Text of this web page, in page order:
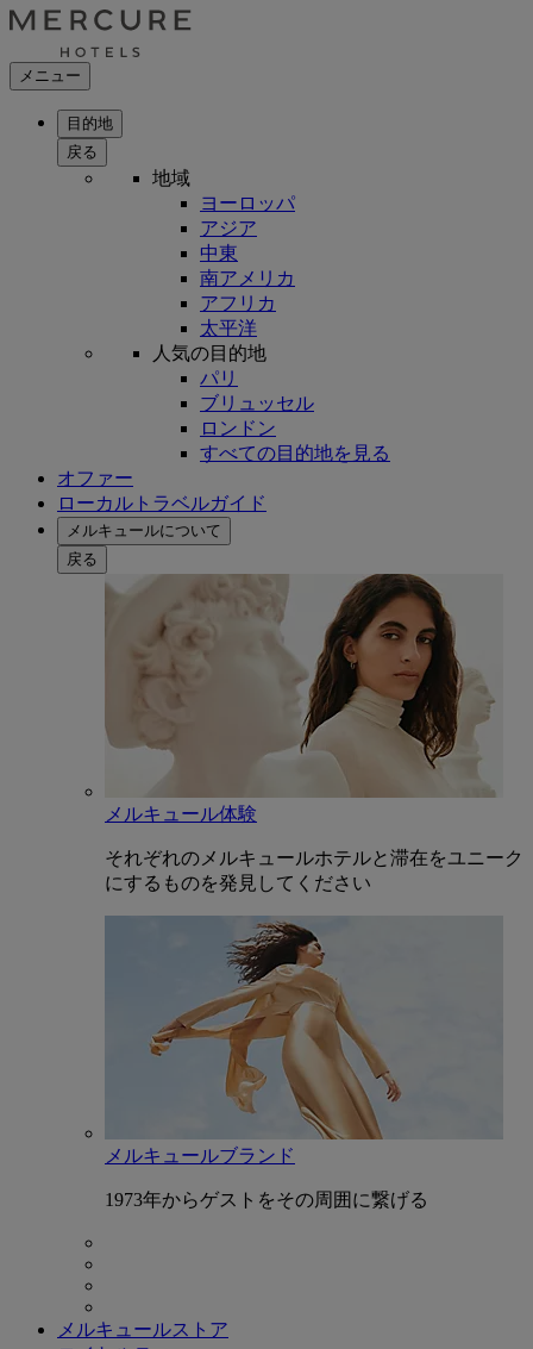
メニュー
目的地
戻る
地域
ヨーロッパ
アジア
中東
南アメリカ
アフリカ
太平洋
人気の目的地
パリ
ブリュッセル
ロンドン
すべての目的地を見る
オファー
ローカルトラベルガイド
メルキュールについて
戻る
メルキュール体験
それぞれのメルキュールホテルと滞在をユニーク
にするものを発見してください
メルキュールブランド
1973年からゲストをその周囲に繋げる
メルキュールストア